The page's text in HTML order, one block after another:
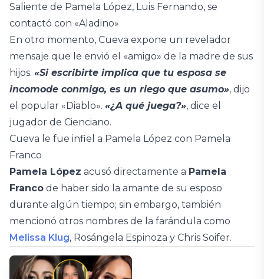
Saliente de Pamela López, Luis Fernando, se
contactó con «Aladino»
En otro momento, Cueva expone un revelador
mensaje que le envió el «amigo» de la madre de sus
hijos. «Si escribirte implica que tu esposa se
incomode conmigo, es un riego que asumo», dijo
el popular «Diablo». «¿A qué juega?», dice el
jugador de Cienciano.
Cueva le fue infiel a Pamela López con Pamela
Franco
Pamela López acusó directamente a Pamela
Franco de haber sido la amante de su esposo
durante algún tiempo; sin embargo, también
mencionó otros nombres de la farándula como
Melissa Klug, Rosángela Espinoza y Chris Soifer.